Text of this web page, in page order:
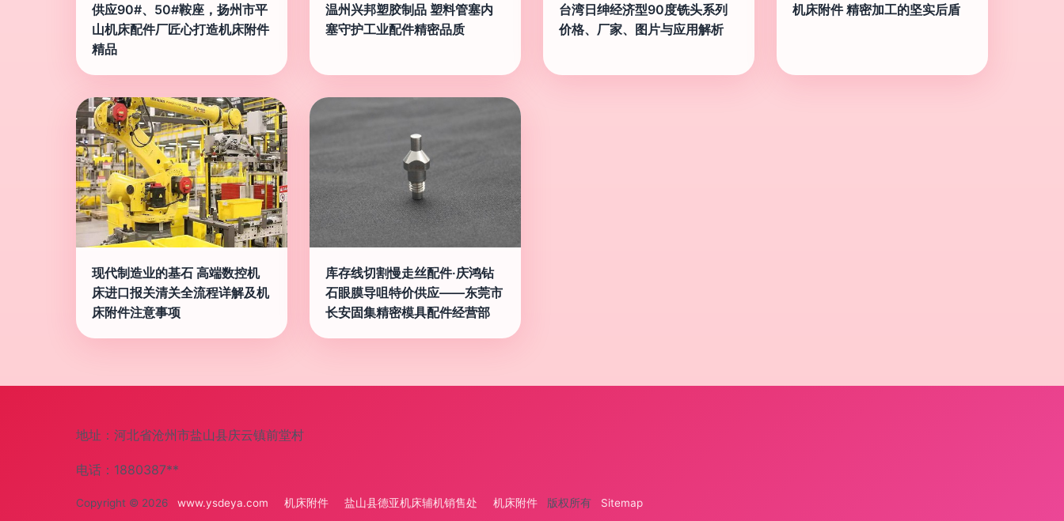
供应90#、50#鞍座，扬州市平
山机床配件厂匠心打造机床附件
精品
温州兴邦塑胶制品 塑料管塞内
塞守护工业配件精密品质
台湾日绅经济型90度铣头系列
价格、厂家、图片与应用解析
机床附件 精密加工的坚实后盾
现代制造业的基石 高端数控机
床进口报关清关全流程详解及机
床附件注意事项
库存线切割慢走丝配件·庆鸿钻
石眼膜导咀特价供应——东莞市
长安固集精密模具配件经营部
地址：河北省沧州市盐山县庆云镇前堂村
电话：1880387**
Copyright © 2026 www.ysdeya.com 机床附件 盐山县德亚机床辅机销售处 机床附件 版权所有 Sitemap